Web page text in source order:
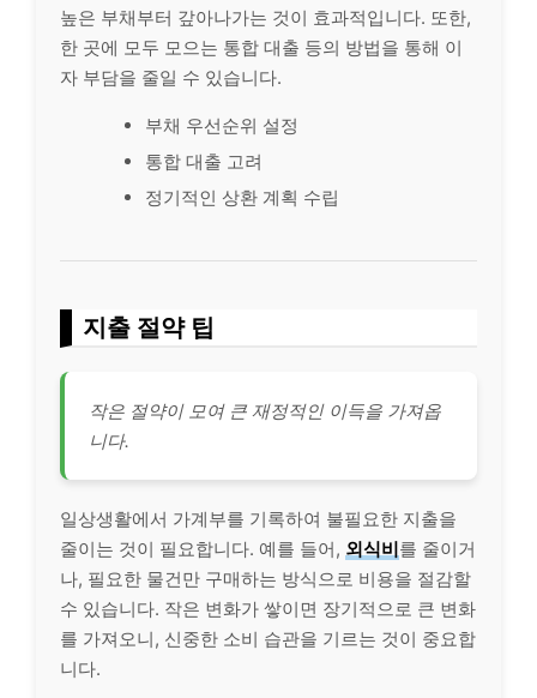
높은 부채부터 갚아나가는 것이 효과적입니다. 또한,
한 곳에 모두 모으는 통합 대출 등의 방법을 통해 이
자 부담을 줄일 수 있습니다.
부채 우선순위 설정
통합 대출 고려
정기적인 상환 계획 수립
지출 절약 팁
작은 절약이 모여 큰 재정적인 이득을 가져옵
니다.
일상생활에서 가계부를 기록하여 불필요한 지출을
줄이는 것이 필요합니다. 예를 들어, 외식비를 줄이거
나, 필요한 물건만 구매하는 방식으로 비용을 절감할
수 있습니다. 작은 변화가 쌓이면 장기적으로 큰 변화
를 가져오니, 신중한 소비 습관을 기르는 것이 중요합
니다.